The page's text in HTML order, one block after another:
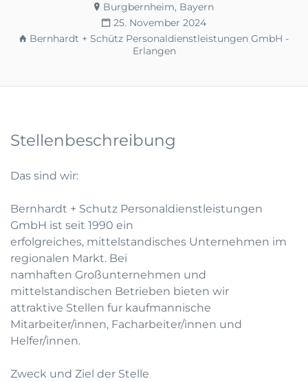
Burgbernheim, Bayern
25. November 2024
Bernhardt + Schütz Personaldienstleistungen GmbH -
Erlangen
Stellenbeschreibung
Das sind wir:
Bernhardt + Schutz Personaldienstleistungen
GmbH ist seit 1990 ein
erfolgreiches, mittelstandisches Unternehmen im
regionalen Markt. Bei
namhaften Großunternehmen und
mittelstandischen Betrieben bieten wir
attraktive Stellen fur kaufmannische
Mitarbeiter/innen, Facharbeiter/innen und
Helfer/innen.
Zweck und Ziel der Stelle